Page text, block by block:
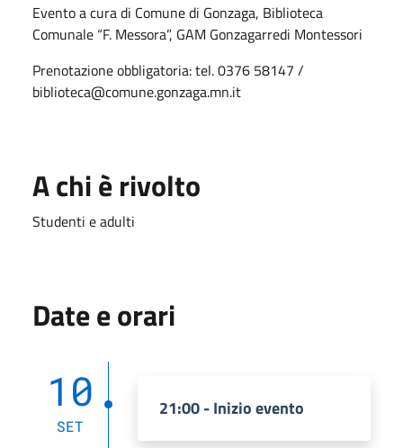
Evento a cura di Comune di Gonzaga, Biblioteca
Comunale “F. Messora”, GAM Gonzagarredi Montessori
Prenotazione obbligatoria: tel. 0376 58147 /
biblioteca@comune.gonzaga.mn.it
A chi è rivolto
Studenti e adulti
Date e orari
10
SET
21:00 - Inizio evento